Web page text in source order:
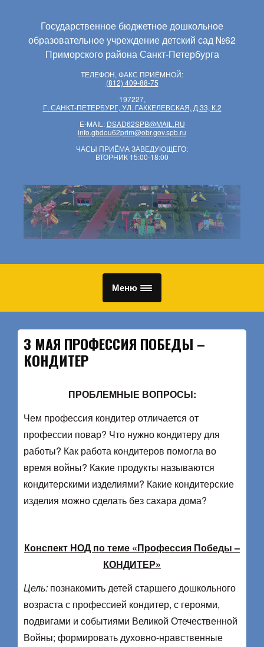
Государственное бюджетное дошкольное
образовательное учреждение детский сад №62
Приморского района Санкт-Петербурга
ТЕЛЕФОН, ФАКС ПРИЁМНОЙ:
(812) 409-88-75
197227,
Г. САНКТ-ПЕТЕРБУРГ, УЛ. ГАККЕЛЕВСКАЯ, Д.33, К.2
E-MAIL: DSAD62SPB@MAIL.RU
info.gbdou62prim@obr.gov.spb.ru
ЧАСЫ ПРИЁМА ЗАВЕДУЮЩЕГО:
ВТОРНИК 15:00-18:00
Меню
3 МАЯ ПРОФЕССИЯ ПОБЕДЫ –
КОНДИТЕР
ПРОБЛЕМНЫЕ ВОПРОСЫ:
Чем профессия кондитер отличается от
профессии повар? Что нужно кондитеру для
работы? Как работа кондитеров помогла во
время войны? Какие продукты называются
кондитерскими изделиями? Какие кондитерские
изделия можно сделать без сахара дома?
Конспект НОД по теме «Профессия Победы –
КОНДИТЕР»
Цель: познакомить детей старшего дошкольного
возраста с профессией кондитер, с героями,
подвигами и событиями Великой Отечественной
Войны; формировать духовно-нравственные